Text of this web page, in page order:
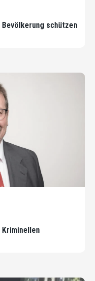
Bevölkerung schützen